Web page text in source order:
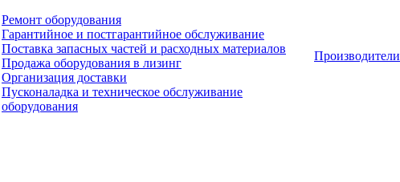
Ремонт оборудования
Гарантийное и постгарантийное обслуживание
Поставка запасных частей и расходных материалов
Продажа оборудования в лизинг
Организация доставки
Пусконаладка и техническое обслуживание
оборудования
Производители